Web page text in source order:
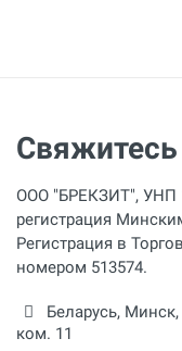
ООО "БРЕКЗИТ", УНП
регистрация
Регистрация в
номером 513574.
Беларусь, Минск,
ком. 11